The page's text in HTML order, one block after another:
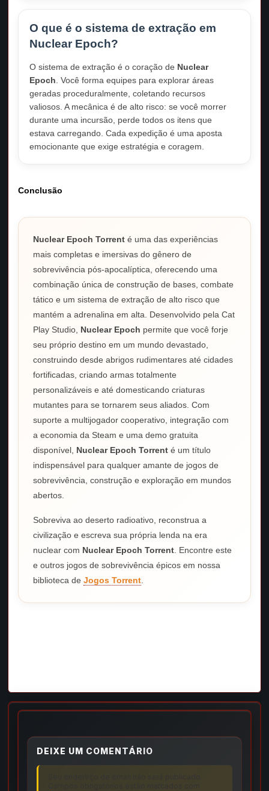
O que é o sistema de extração em
Nuclear Epoch?
O sistema de extração é o coração de Nuclear
Epoch . Você forma equipes para explorar áreas
geradas proceduralmente, coletando recursos
valiosos. A mecânica é de alto risco: se você morrer
durante uma incursão, perde todos os itens que
estava carregando. Cada expedição é uma aposta
emocionante que exige estratégia e coragem.
Conclusão
Nuclear Epoch Torrent é uma das experiências
mais completas e imersivas do gênero de
sobrevivência pós-apocalíptica, oferecendo uma
combinação única de construção de bases, combate
tático e um sistema de extração de alto risco que
mantém a adrenalina em alta. Desenvolvido pela Cat
Play Studio, Nuclear Epoch permite que você forje
seu próprio destino em um mundo devastado,
construindo desde abrigos rudimentares até cidades
fortificadas, criando armas totalmente
personalizáveis e até domesticando criaturas
mutantes para se tornarem seus aliados. Com
suporte a multijogador cooperativo, integração com
a economia da Steam e uma demo gratuita
disponível, Nuclear Epoch Torrent é um título
indispensável para qualquer amante de jogos de
sobrevivência, construção e exploração em mundos
abertos.
Sobreviva ao deserto radioativo, reconstrua a
civilização e escreva sua própria lenda na era
nuclear com Nuclear Epoch Torrent . Encontre este
e outros jogos de sobrevivência épicos em nossa
biblioteca deJogos Torrent
DEIXE UM COMENTÁRIO